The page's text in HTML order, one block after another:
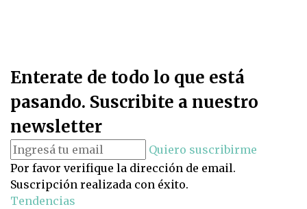
Enterate de todo lo que está
pasando. Suscribite a nuestro
newsletter
Quiero suscribirme
Por favor verifique la dirección de email.
Suscripción realizada con éxito.
Tendencias